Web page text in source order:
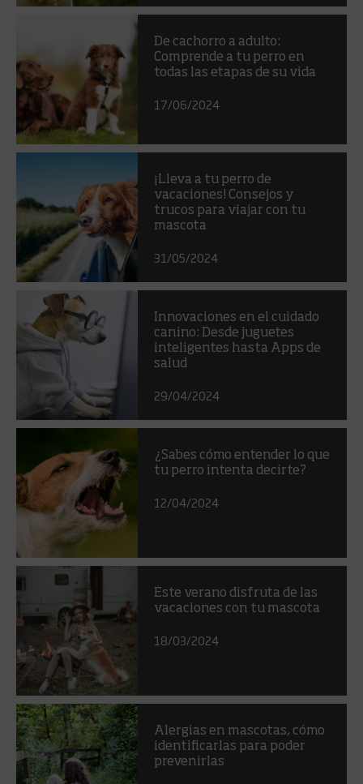
De cachorro a adulto:
Comprende a tu perro en
todas las etapas de su vida
17/06/2024
¡Lleva a tu perro de
vacaciones! Consejos y
trucos para viajar con tu
mascota
31/05/2024
Innovaciones en el cuidado
canino: Desde juguetes
inteligentes hasta Apps de
salud
29/04/2024
¿Sabes cómo entender lo que
tu perro intenta decirte?
12/04/2024
Este verano disfruta de las
vacaciones con tu mascota
18/03/2024
Alergias en mascotas, cómo
identificarlas para poder
prevenirlas